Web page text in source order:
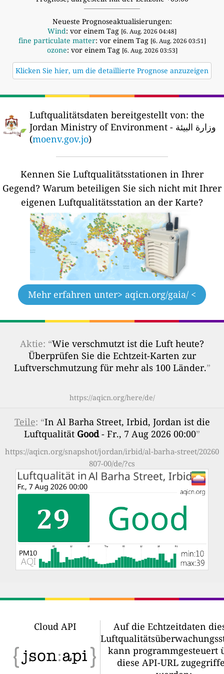
Neueste Prognoseaktualisierungen:
Wind: vor einem Tag [6. Aug. 2026 04:48]
fine particulate matter: vor einem Tag [6. Aug. 2026 03:51]
ozone: vor einem Tag [6. Aug. 2026 03:53]
Klicken Sie hier, um die detaillierte Prognose anzuzeigen
Luftqualitätsdaten bereitgestellt von: the
Jordan Ministry of Environment - وزارة البيئة
(moenv.gov.jo)
Kennen Sie Luftqualitätsstationen in Ihrer
Gegend? Warum beteiligen Sie sich nicht mit Ihrer
eigenen Luftqualitätsstation an der Karte?
Mehr erfahren unter> aqicn.org/gaia/ <
Aktie: “Wie verschmutzt ist die Luft heute?
Überprüfen Sie die Echtzeit-Karten zur
Luftverschmutzung für mehr als 100 Länder.”
https://aqicn.org/here/de/
Teile: “In Al Barha Street, Irbid, Jordan ist die
Luftqualität Good- Fr., 7 Aug 2026 00:00”
https://aqicn.org/snapshot/jordan/irbid/al-barha-street/20260
807-00/de/?cs
Cloud API
Auf die Echtzeitdaten
kann programmgesteuert
diese API-URL